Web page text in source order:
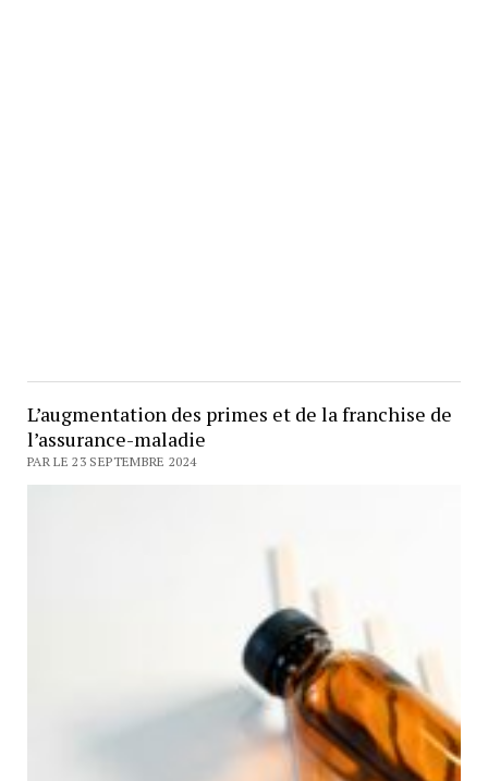
L’augmentation des primes et de la franchise de
l’assurance-maladie
PAR LE 23 SEPTEMBRE 2024